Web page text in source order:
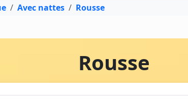
Avec nattes Rousse
Rousse